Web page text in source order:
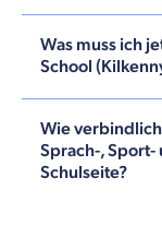
Was muss ich
School
Wie
Sprach-,
Schulseite?